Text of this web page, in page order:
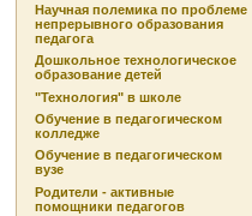
Научная полемика по проблеме
непрерывного образования
педагога
Дошкольное технологическое
образование детей
"Технология" в школе
Обучение в педагогическом
колледже
Обучение в педагогическом
вузе
Родители - активные
помощники педагогов